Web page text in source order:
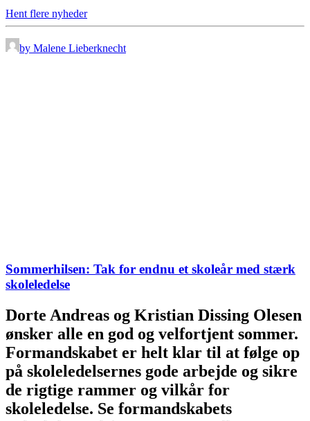
Hent flere nyheder
by Malene Lieberknecht
Sommerhilsen: Tak for endnu et skoleår med stærk
skoleledelse
Dorte Andreas og Kristian Dissing Olesen
ønsker alle en god og velfortjent sommer.
Formandskabet er helt klar til at følge op
på skoleledelsernes gode arbejde og sikre
de rigtige rammer og vilkår for
skoleledelse. Se formandskabets